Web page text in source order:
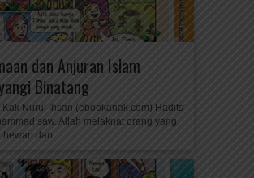
dan Anjuran Islam
Binatang
Kak Nurul Ihsan (ebookanak.com) Hadits
saw. Allah melaknat orang yang
hewan dan...